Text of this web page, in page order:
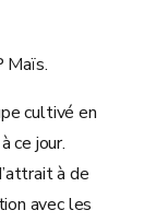
Maïs.
cultivé en
ce jour.
à de
avec les